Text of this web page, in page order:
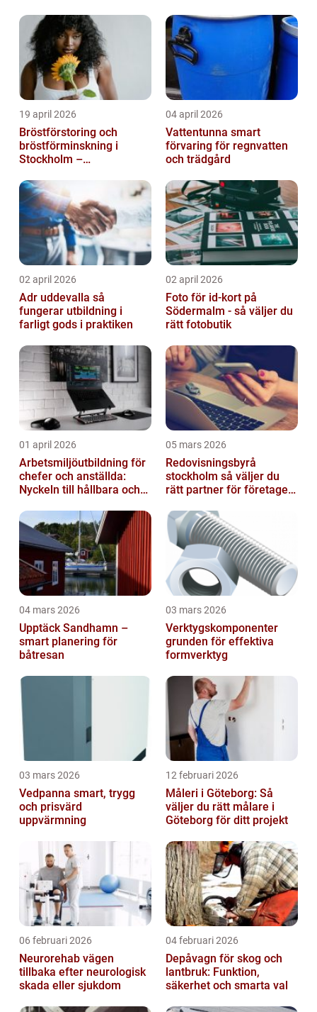
19 april 2026
Bröstförstoring och
bröstförminskning i
Stockholm –
04 april 2026
Vattentunna smart
förvaring för regnvatten
och trädgård
02 april 2026
Adr uddevalla så
fungerar utbildning i
farligt gods i praktiken
02 april 2026
Foto för id-kort på
Södermalm - så väljer du
rätt fotobutik
01 april 2026
Arbetsmiljöutbildning för
chefer och anställda:
Nyckeln till hållbara och
05 mars 2026
Redovisningsbyrå
stockholm så väljer du
rätt partner för företagets
04 mars 2026
Upptäck Sandhamn –
smart planering för
båtresan
03 mars 2026
Verktygskomponenter
grunden för effektiva
formverktyg
03 mars 2026
Vedpanna smart, trygg
och prisvärd
uppvärmning
12 februari 2026
Måleri i Göteborg: Så
väljer du rätt målare i
Göteborg för ditt projekt
06 februari 2026
Neurorehab vägen
tillbaka efter neurologisk
skada eller sjukdom
04 februari 2026
Depåvagn för skog och
lantbruk: Funktion,
säkerhet och smarta val